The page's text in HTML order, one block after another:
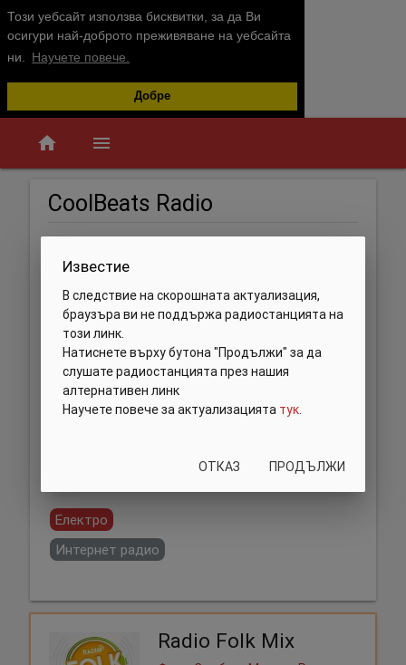
Този уебсайт използва бисквитки, за да Ви
осигури най-доброто преживяване на уебсайта
ни.
Научете повече.
Добре
home menu
CoolBeats Radio
Известие
В следствие на скорошната актуализация,
браузъра ви не поддържа радиостанцията на
този линк.
Натиснете върху бутона "Продължи" за да
слушате радиостанцията през нашия
алтернативен линк
Научете повече за актуализацията тук.
ОТКАЗ ПРОДЪЛЖИ
Електро
Интернет радио
Radio Folk Mix